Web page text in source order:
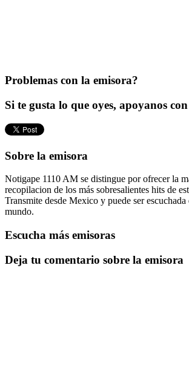
Problemas con la emisora?
Si te gusta lo que oyes, apoyanos
Sobre la emisora
Notigape 1110 AM se distingue por ofrecer la
recopilacion de los más sobresalientes hits de
Transmite desde Mexico y puede ser
mundo.
Escucha más emisoras
Deja tu comentario sobre la emisora